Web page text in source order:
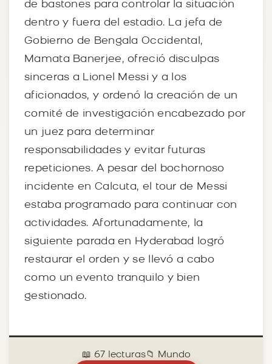
de bastones para controlar la situación
dentro y fuera del estadio. La jefa de
Gobierno de Bengala Occidental,
Mamata Banerjee, ofreció disculpas
sinceras a Lionel Messi y a los
aficionados, y ordenó la creación de un
comité de investigación encabezado por
un juez para determinar
responsabilidades y evitar futuras
repeticiones. A pesar del bochornoso
incidente en Calcuta, el tour de Messi
estaba programado para continuar con
actividades. Afortunadamente, la
siguiente parada en Hyderabad logró
restaurar el orden y se llevó a cabo
como un evento tranquilo y bien
gestionado.
📖 67 lecturas📁 Mundo